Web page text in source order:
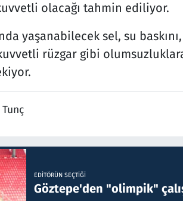
olacağı tahmin ediliyor.
yaşanabilecek sel, su
kuvvetli rüzgar gibi
EDITÖRÜN SEÇTIĞI
Göztepe'den "olimpik"